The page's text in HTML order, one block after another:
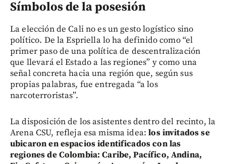
Símbolos de la posesión
La elección de Cali no es un gesto logístico sino
político. De la Espriella lo ha definido como “el
primer paso de una política de descentralización
que llevará el Estado a las regiones” y como una
señal concreta hacia una región que, según sus
propias palabras, fue entregada “a los
narcoterroristas”.
La disposición de los asistentes dentro del recinto, la
Arena CSU, refleja esa misma idea:los invitados se
ubicaron en espacios identificados con las
regiones de Colombia: Caribe, Pacífico, Andina,